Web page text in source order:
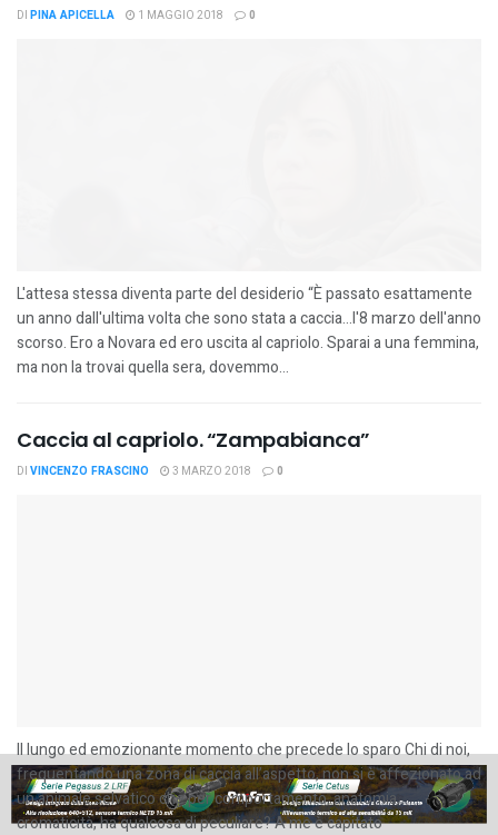
DI PINA APICELLA 1 MAGGIO 2018 0
L'attesa stessa diventa parte del desiderio “È passato esattamente
un anno dall'ultima volta che sono stata a caccia...l'8 marzo dell'anno
scorso. Ero a Novara ed ero uscita al capriolo. Sparai a una femmina,
ma non la trovai quella sera, dovemmo...
Caccia al capriolo. “Zampabianca”
DI VINCENZO FRASCINO 3 MARZO 2018 0
Il lungo ed emozionante momento che precede lo sparo Chi di noi,
frequentando una zona di caccia all’aspetto, non si è affezionato ad
un animale selvatico che per comportamento, anatomia,
cromaticità, ha qualcosa di peculiare? A me è capitato